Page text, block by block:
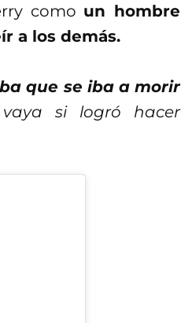
como un hombre
a los demás.
que se iba a morir
si logró hacer